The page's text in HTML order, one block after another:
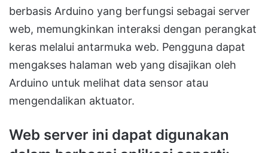
berbasis Arduino yang berfungsi sebagai server
web, memungkinkan interaksi dengan perangkat
keras melalui antarmuka web. Pengguna dapat
mengakses halaman web yang disajikan oleh
Arduino untuk melihat data sensor atau
mengendalikan aktuator.
Web server ini dapat digunakan